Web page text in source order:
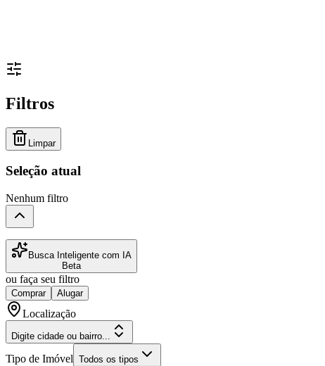
Filtros
Limpar
Seleção atual
Nenhum filtro
Busca Inteligente com IA
Beta
ou faça seu filtro
Comprar Alugar
Localização
Digite cidade ou bairro...
Tipo de Imóvel Todos os tipos